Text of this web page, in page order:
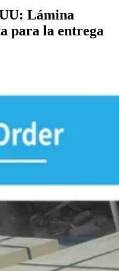
Lámina
para la entrega